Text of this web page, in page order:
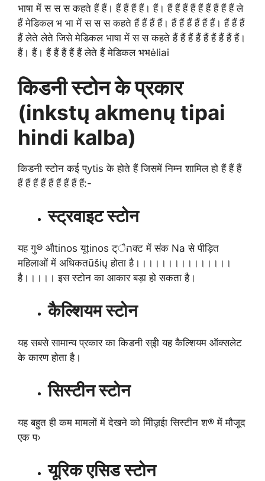
भाषा में स स स कहते हैं हैं। हैं हैं हैं हैं। हैं। हैं हैं हैं हैं हैं हैं हैं हैं हैं ले
हैं मेडिकल भ भा में स स स कहते हैं हैं हैं हैं। हैं हैं हैं हैं हैं हैं। हैं हैं हैं
हैं लेते लेते जिसे मेडिकल भाषा में स स कहते हैं हैं हैं हैं हैं हैं हैं हैं हैं।
हैं। हैं। हैं हैं हैं हैं हैं लेते हैं मेडिकल भभėliai
किडनी स्टोन के प्रकार
(inkstų akmenų tipai
hindi kalba)
किडनी स्टोन कई प्ytis के होते हैं जिसमें निम्न शामिल हो हैं हैं हैं
हैं हैं हैं हैं हैं हैं हैं हैं हैं:-
स्ट्रवाइट स्टोन
यह गु® औtinos यूtinos ट्הैक्ट में संक Na से पीड़ित
महिलाओं में अधिकतūšių होता है।।।।।।।।।।।।।।।
है।।।।। इस स्टोन का आकार बड़ा हो सकता है।
कैल्शियम स्टोन
यह सबसे सामान्य प्रकार का किडनी स्ईो यह कैल्शियम ऑक्सलेट
के कारण होता है।
सिस्टीन स्टोन
यह बहुत ही कम मामलों में देखने को मिीॹईा सिस्टीन श® में मौजूद
एक प›
यूरिक एसिड स्टोन